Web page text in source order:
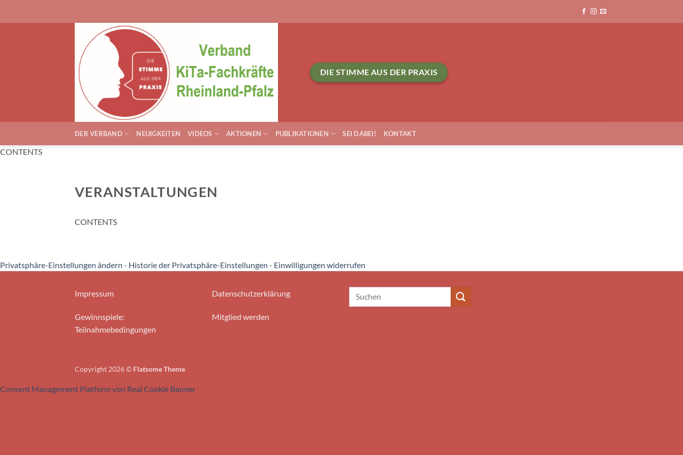
DIE STIMME AUS DER PRAXIS
DER VERBAND NEUIGKEITEN VIDEOS AKTIONEN PUBLIKATIONEN SEI DABEI! KONTAKT
CONTENTS
VERANSTALTUNGEN
CONTENTS
Privatsphäre-Einstellungen ändern - Historie der Privatsphäre-Einstellungen - Einwilligungen widerrufen
Impressum
Gewinnspiele:
Teilnahmebedingungen
Datenschutzerklärung
Mitglied werden
Copyright 2026 © Flatsome Theme
Consent Management Platform von Real Cookie Banner